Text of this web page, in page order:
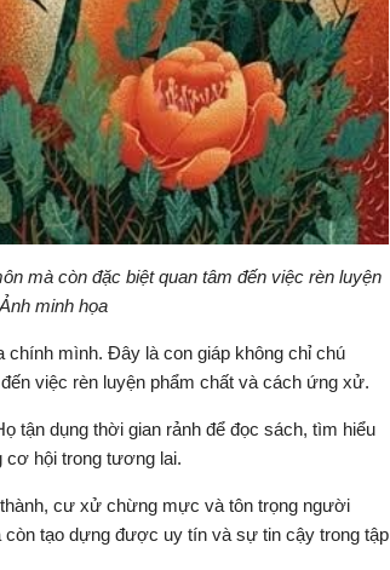
mà còn đặc biệt quan tâm đến việc rèn luyện
minh họa
chính mình. Đây là con giáp không chỉ chú
việc rèn luyện phẩm chất và cách ứng xử.
tận dụng thời gian rảnh để đọc sách, tìm hiểu
cơ hội trong tương lai.
cư xử chừng mực và tôn trọng người
tạo dựng được uy tín và sự tin cậy trong tập